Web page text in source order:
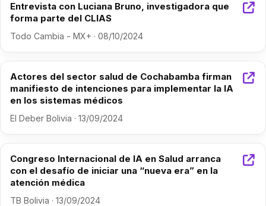
Entrevista con Luciana Bruno, investigadora que
forma parte del CLIAS
Todo Cambia - MX+ · 08/10/2024
Actores del sector salud de Cochabamba firman
manifiesto de intenciones para implementar la IA
en los sistemas médicos
El Deber Bolivia · 13/09/2024
Congreso Internacional de IA en Salud arranca
con el desafío de iniciar una “nueva era” en la
atención médica
TB Bolivia · 13/09/2024